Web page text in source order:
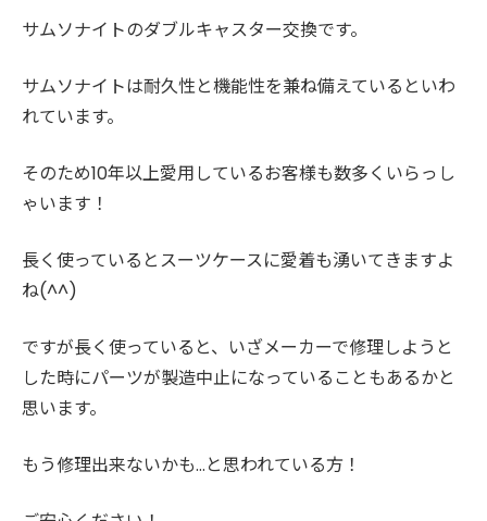
サムソナイトのダブルキャスター交換です。
サムソナイトは耐久性と機能性を兼ね備えているといわ
れています。
そのため10年以上愛用しているお客様も数多くいらっし
ゃいます！
長く使っているとスーツケースに愛着も湧いてきますよ
ね(^^)
ですが長く使っていると、いざメーカーで修理しようと
した時にパーツが製造中止になっていることもあるかと
思います。
もう修理出来ないかも…と思われている方！